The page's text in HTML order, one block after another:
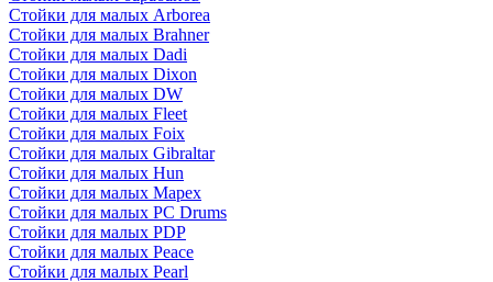
Стойки для малых Arborea
Стойки для малых Brahner
Стойки для малых Dadi
Стойки для малых Dixon
Стойки для малых DW
Стойки для малых Fleet
Стойки для малых Foix
Стойки для малых Gibraltar
Стойки для малых Hun
Стойки для малых Mapex
Стойки для малых PC Drums
Стойки для малых PDP
Стойки для малых Peace
Стойки для малых Pearl